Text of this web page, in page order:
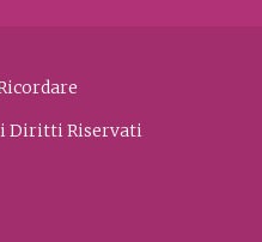
i Diritti Riservati